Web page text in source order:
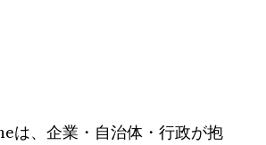
は、企業・自治体・行政が抱